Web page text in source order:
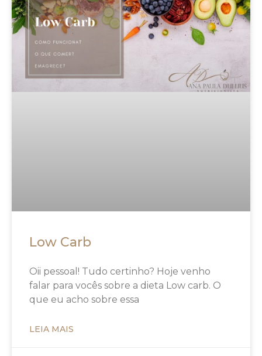
Low Carb
Oii pessoal! Tudo certinho? Hoje venho
falar para vocês sobre a dieta Low carb. O
que eu acho sobre essa
LEIA MAIS